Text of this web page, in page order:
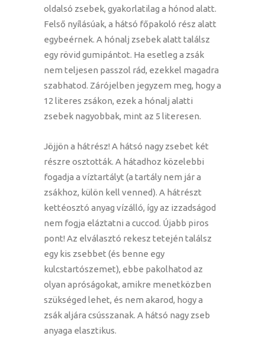
oldalsó zsebek, gyakorlatilag a hónod alatt.
Felső nyílásúak, a hátsó főpakoló rész alatt
egybeérnek. A hónalj zsebek alatt találsz
egy rövid gumipántot. Ha esetleg a zsák
nem teljesen passzol rád, ezekkel magadra
szabhatod. Zárójelben jegyzem meg, hogy a
12 literes zsákon, ezek a hónalj alatti
zsebek nagyobbak, mint az 5 literesen.
Jöjjön a hátrész! A hátsó nagy zsebet két
részre osztották. A hátadhoz közelebbi
fogadja a víztartályt (a tartály nem jár a
zsákhoz, külön kell venned). A hátrészt
kettéosztó anyag vízálló, így az izzadságod
nem fogja eláztatni a cuccod. Újabb piros
pont! Az elválasztó rekesz tetején találsz
egy kis zsebbet (és benne egy
kulcstartószemet), ebbe pakolhatod az
olyan apróságokat, amikre menetközben
szükséged lehet, és nem akarod, hogy a
zsák aljára csússzanak. A hátsó nagy zseb
anyaga elasztikus.